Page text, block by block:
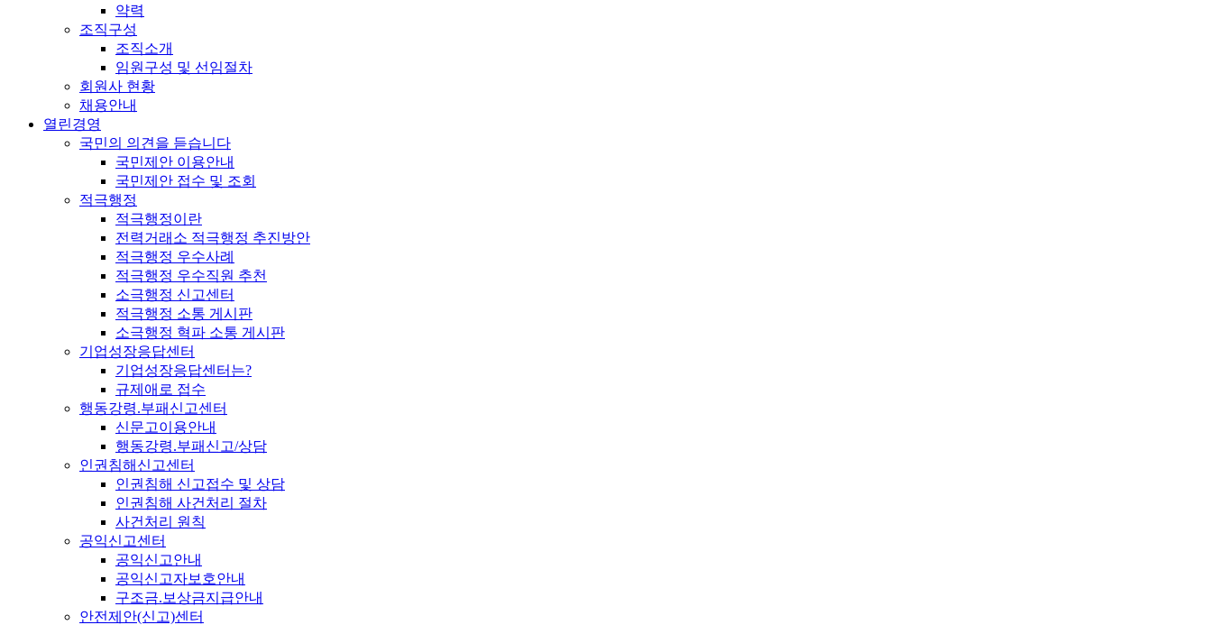
약력
조직구성
조직소개
임원구성 및 선임절차
회원사 현황
채용안내
열린경영
국민의 의견을 듣습니다
국민제안 이용안내
국민제안 접수 및 조회
적극행정
적극행정이란
전력거래소 적극행정 추진방안
적극행정 우수사례
적극행정 우수직원 추천
소극행정 신고센터
적극행정 소통 게시판
소극행정 혁파 소통 게시판
기업성장응답센터
기업성장응답센터는?
규제애로 접수
행동강령.부패신고센터
신문고이용안내
행동강령.부패신고/상담
인권침해신고센터
인권침해 신고접수 및 상담
인권침해 사건처리 절차
사건처리 원칙
공익신고센터
공익신고안내
공익신고자보호안내
구조금.보상금지급안내
안전제안(신고)센터